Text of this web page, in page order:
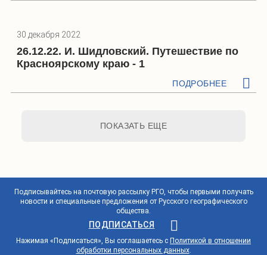
30 декабря 2022
26.12.22. И. Шидловский. Путешествие по
Красноярскому краю - 1
ПОДРОБНЕЕ
ПОКАЗАТЬ ЕЩЕ
Подписывайтесь на почтовую рассылку РГО, чтобы первыми получать
новости и специальные предложения от Русского географического
общества.
ПОДПИСАТЬСЯ
Нажимая «Подписаться», Вы соглашаетесь с Политикой в отношении
обработки персональных данных.